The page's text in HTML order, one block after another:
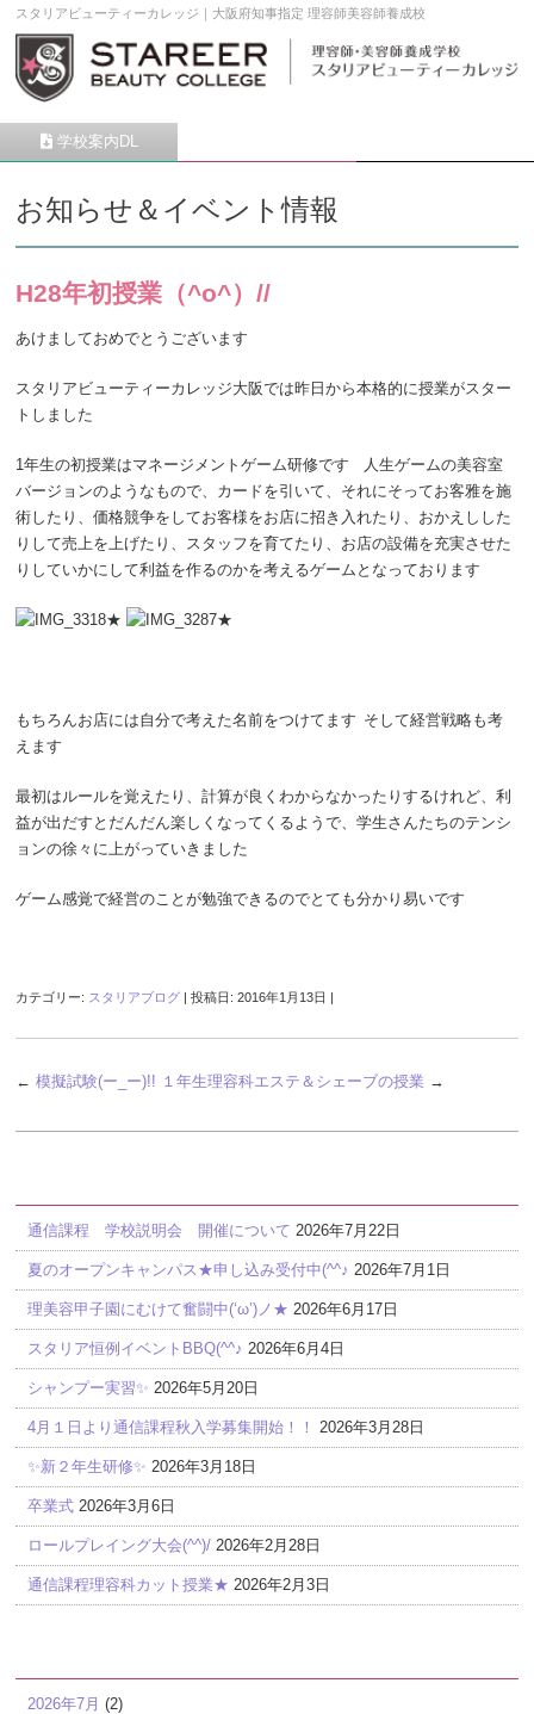
スタリアビューティーカレッジ｜大阪府知事指定 理容師美容師養成校
学校案内DL
お知らせ＆イベント情報
H28年初授業（^o^）//
あけましておめでとうございます
スタリアビューティーカレッジ大阪では昨日から本格的に授業がスター
トしました
1年生の初授業はマネージメントゲーム研修です
人生ゲームの美容室
バージョンのようなもので、カードを引いて、それにそってお客雅を施
術したり、価格競争をしてお客様をお店に招き入れたり、おかえしした
りして売上を上げたり、スタッフを育てたり、お店の設備を充実させた
りしていかにして利益を作るのかを考えるゲームとなっております
もちろんお店には自分で考えた名前をつけてます そして経営戦略も考
えます
最初はルールを覚えたり、計算が良くわからなかったりするけれど、利
益が出だすとだんだん楽しくなってくるようで、学生さんたちのテンシ
ョンの徐々に上がっていきました
ゲーム感覚で経営のことが勉強できるのでとても分かり易いです
カテゴリー: スタリアブログ | 投稿日:2016年1月13日 |
← 模擬試験(ー_ー)!! １年生理容科エステ＆シェーブの授業 →
通信課程 学校説明会 開催について 2026年7月22日
夏のオープンキャンパス★申し込み受付中(^^♪ 2026年7月1日
理美容甲子園にむけて奮闘中(‘ω’)ノ★ 2026年6月17日
スタリア恒例イベントBBQ(^^♪ 2026年6月4日
シャンプー実習✨ 2026年5月20日
4月１日より通信課程秋入学募集開始！！ 2026年3月28日
✨新２年生研修✨ 2026年3月18日
卒業式 2026年3月6日
ロールプレイング大会(^^)/ 2026年2月28日
通信課程理容科カット授業★ 2026年2月3日
2026年7月 (2)